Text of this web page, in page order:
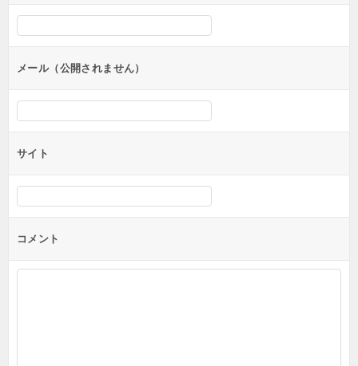
シ
ンメール（公開されません）
サイト
コメント